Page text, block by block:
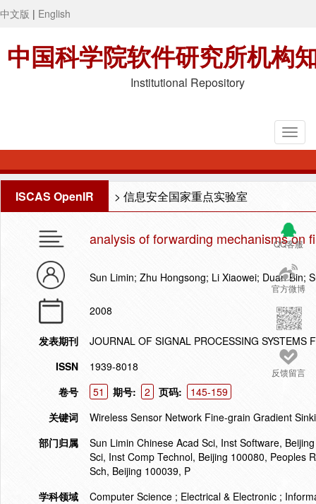
中文版 | English
中国科学院软件研究所机构
Institutional Repository
ISCAS OpenIR > 信息安全国家重点实验室
QQ客服
官方微博
反馈留言
analysis of forwarding mechanisms on
Sun Limin; Zhu Hongsong; Li Xiaowei; Duan Bin;
2008
发表期刊
JOURNAL OF SIGNAL PROCESSING SYSTEMS
ISSN
1939-8018
卷号
51 期号: 2 页码:
145-159
关键词
Wireless Sensor Network Fine-grain Gradient
部门归属
Sun Limin Chinese Acad Sci, Inst Software,
Sci, Inst Comp Technol, Beijing 100080, Peoples
Sch, Beijing 100039, P
学科领域
Computer Science ; Electrical & Electronic ;